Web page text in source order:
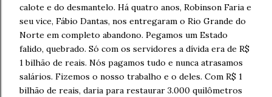
calote e do desmantelo. Há quatro anos, Robinson Faria e
seu vice, Fábio Dantas, nos entregaram o Rio Grande do
Norte em completo abandono. Pegamos um Estado
falido, quebrado. Só com os servidores a dívida era de R$
1 bilhão de reais. Nós pagamos tudo e nunca atrasamos
salários. Fizemos o nosso trabalho e o deles. Com R$ 1
bilhão de reais, daria para restaurar 3.000 quilômetros